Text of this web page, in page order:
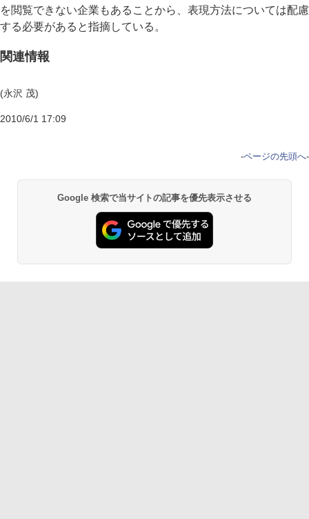
を閲覧できない企業もあることから、表現方法については配慮
する必要があると指摘している。
関連情報
(永沢 茂)
2010/6/1 17:09
-ページの先頭へ-
Google 検索で当サイトの記事を優先表示させる